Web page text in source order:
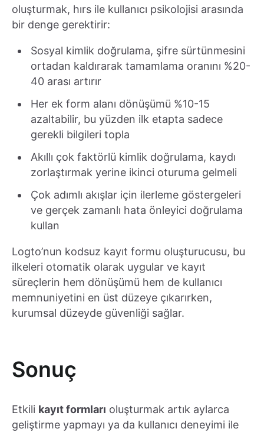
oluşturmak, hırs ile kullanıcı psikolojisi arasında
bir denge gerektirir:
Sosyal kimlik doğrulama, şifre sürtünmesini
ortadan kaldırarak tamamlama oranını %20-
40 arası artırır
Her ek form alanı dönüşümü %10-15
azaltabilir, bu yüzden ilk etapta sadece
gerekli bilgileri topla
Akıllı çok faktörlü kimlik doğrulama, kaydı
zorlaştırmak yerine ikinci oturuma gelmeli
Çok adımlı akışlar için ilerleme göstergeleri
ve gerçek zamanlı hata önleyici doğrulama
kullan
Logto’nun kodsuz kayıt formu oluşturucusu, bu
ilkeleri otomatik olarak uygular ve kayıt
süreçlerin hem dönüşümü hem de kullanıcı
memnuniyetini en üst düzeye çıkarırken,
kurumsal düzeyde güvenliği sağlar.
Sonuç
Etkili kayıt formları oluşturmak artık aylarca
geliştirme yapmayı ya da kullanıcı deneyimi ile